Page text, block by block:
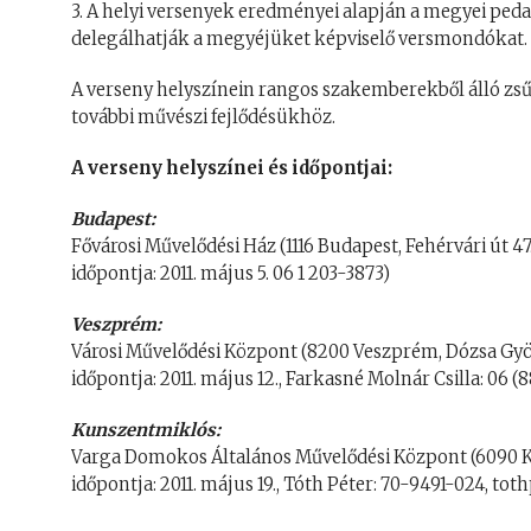
3. A helyi versenyek eredményei alapján a megyei
delegálhatják a megyéjüket képviselő versmondókat.
A verseny helyszínein rangos szakemberekből álló
további művészi fejlődésükhöz.
A verseny helyszínei és időpontjai:
Budapest:
Fővárosi Művelődési Ház (1116 Budapest, Fehérvári út
időpontja: 2011. május 5. 06 1 203-3873)
Veszprém:
Városi Művelődési Központ (8200 Veszprém, Dózsa
időpontja: 2011. május 12., Farkasné Molnár Csilla: 06
Kunszentmiklós:
Varga Domokos Általános Művelődési Központ (6090
időpontja: 2011. május 19., Tóth Péter: 70-9491-024,